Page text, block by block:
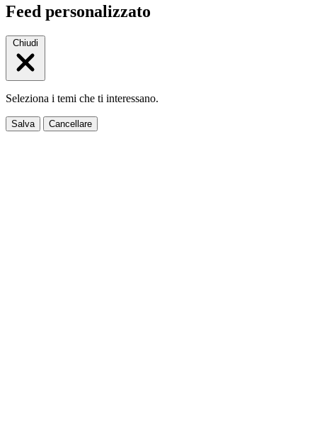
Feed personalizzato
Chiudi
Seleziona i temi che ti interessano.
Salva Cancellare